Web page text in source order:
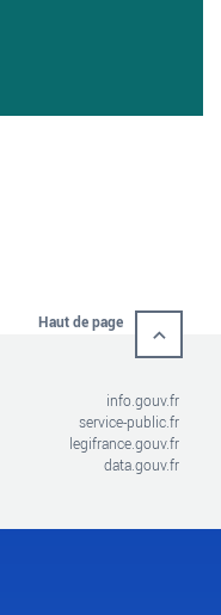
Haut de page
info.gouv.fr
service-public.fr
legifrance.gouv.fr
data.gouv.fr